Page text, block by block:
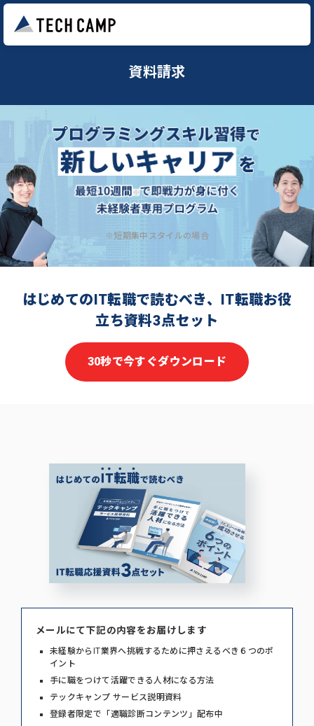
資料請求
※短期集中スタイルの場合
はじめてのIT転職で読むべき、IT転職お役
立ち資料3点セット
30秒で今すぐダウンロード
メールにて下記の内容をお届けします
未経験からIT業界へ挑戦するために押さえるべき６つのポ
イント
手に職をつけて活躍できる人材になる方法
テックキャンプ サービス説明資料
登録者限定で「適職診断コンテンツ」配布中